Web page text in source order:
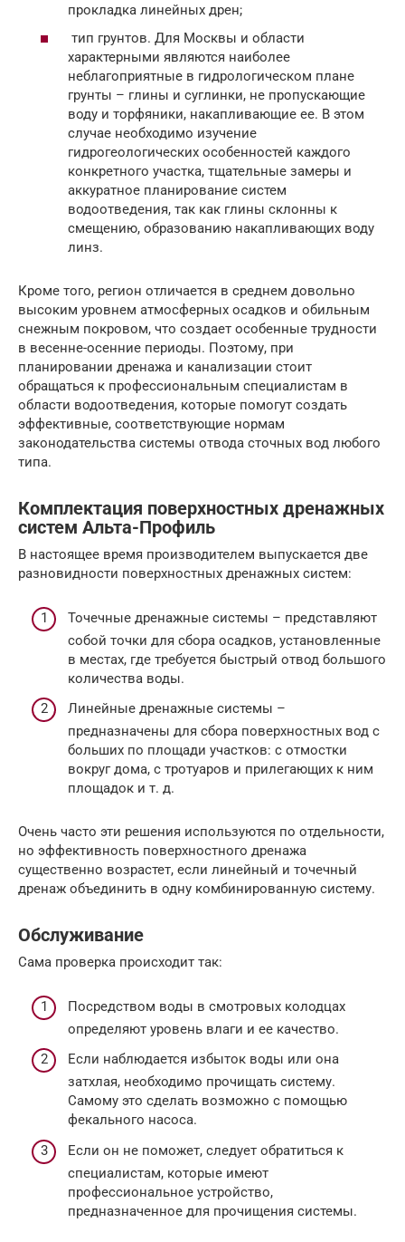
прокладка линейных дрен;
тип грунтов. Для Москвы и области
характерными являются наиболее
неблагоприятные в гидрологическом плане
грунты – глины и суглинки, не пропускающие
воду и торфяники, накапливающие ее. В этом
случае необходимо изучение
гидрогеологических особенностей каждого
конкретного участка, тщательные замеры и
аккуратное планирование систем
водоотведения, так как глины склонны к
смещению, образованию накапливающих воду
линз.
Кроме того, регион отличается в среднем довольно
высоким уровнем атмосферных осадков и обильным
снежным покровом, что создает особенные трудности
в весенне-осенние периоды. Поэтому, при
планировании дренажа и канализации стоит
обращаться к профессиональным специалистам в
области водоотведения, которые помогут создать
эффективные, соответствующие нормам
законодательства системы отвода сточных вод любого
типа.
Комплектация поверхностных дренажных
систем Альта-Профиль
В настоящее время производителем выпускается две
разновидности поверхностных дренажных систем:
Точечные дренажные системы – представляют
собой точки для сбора осадков, установленные
в местах, где требуется быстрый отвод большого
количества воды.
Линейные дренажные системы –
предназначены для сбора поверхностных вод с
больших по площади участков: с отмостки
вокруг дома, с тротуаров и прилегающих к ним
площадок и т. д.
Очень часто эти решения используются по отдельности,
но эффективность поверхностного дренажа
существенно возрастет, если линейный и точечный
дренаж объединить в одну комбинированную систему.
Обслуживание
Сама проверка происходит так:
Посредством воды в смотровых колодцах
определяют уровень влаги и ее качество.
Если наблюдается избыток воды или она
затхлая, необходимо прочищать систему.
Самому это сделать возможно с помощью
фекального насоса.
Если он не поможет, следует обратиться к
специалистам, которые имеют
профессиональное устройство,
предназначенное для прочищения системы.